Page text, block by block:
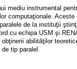
mediu instrumental
computaţionale.
de la instituţii
cu echipa USM şi
abilităţilor
tip paralel.